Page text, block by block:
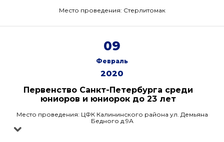
Место проведения: Стерлитомак
09
Февраль
2020
Первенство Санкт-Петербурга среди
юниоров и юниорок до 23 лет
Место проведения: ЦФК Калининского района ул. Демьяна
Бедного д.9А